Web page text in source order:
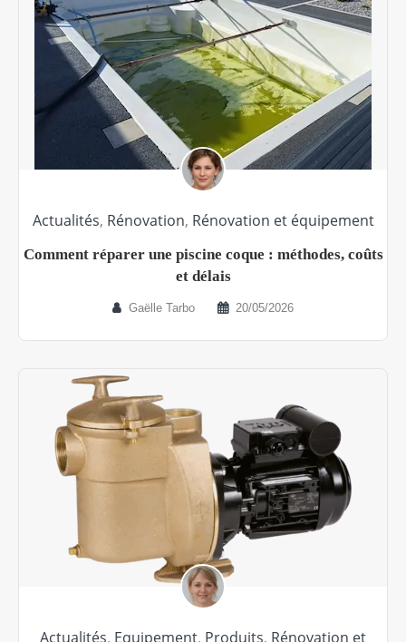
Actualités, Rénovation, Rénovation et équipement
Comment réparer une piscine coque : méthodes, coûts
et délais
Gaëlle Tarbo 20/05/2026
Actualités, Equipement, Produits, Rénovation et